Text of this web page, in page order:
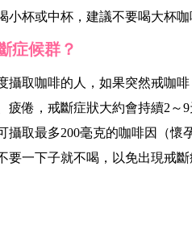
小杯或中杯，建議不要喝大杯咖
症候群？
攝取咖啡的人，如果突然戒咖
疲倦，戒斷症狀大約會持續2～
攝取最多200毫克的咖啡因（
要一下子就不喝，以免出現戒